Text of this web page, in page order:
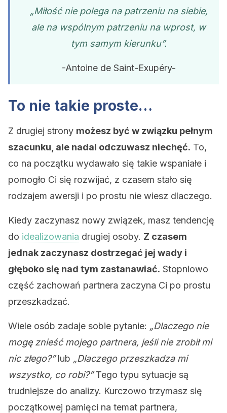
„Miłość nie polega na patrzeniu na siebie,
ale na wspólnym patrzeniu na wprost, w
tym samym kierunku”.
-Antoine de Saint-Exupéry-
To nie takie proste…
Z drugiej strony możesz być w związku pełnym
szacunku, ale nadal odczuwasz niechęć. To,
co na początku wydawało się takie wspaniałe i
pomogło Ci się rozwijać, z czasem stało się
rodzajem awersji i po prostu nie wiesz dlaczego.
Kiedy zaczynasz nowy związek, masz tendencję
do idealizowania drugiej osoby. Z czasem
jednak zaczynasz dostrzegać jej wady i
głęboko się nad tym zastanawiać. Stopniowo
część zachowań partnera zaczyna Ci po prostu
przeszkadzać.
Wiele osób zadaje sobie pytanie: „Dlaczego nie
mogę znieść mojego partnera, jeśli nie zrobił mi
nic złego?”lub „Dlaczego przeszkadza mi
wszystko, co robi?”Tego typu sytuacje są
trudniejsze do analizy. Kurczowo trzymasz się
początkowej pamięci na temat partnera,